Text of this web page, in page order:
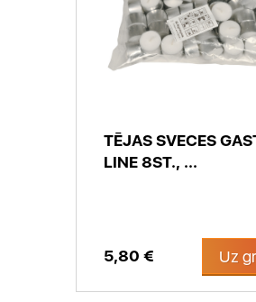
TĒJAS SVECES
LINE 8ST., ...
5,80 € Uz